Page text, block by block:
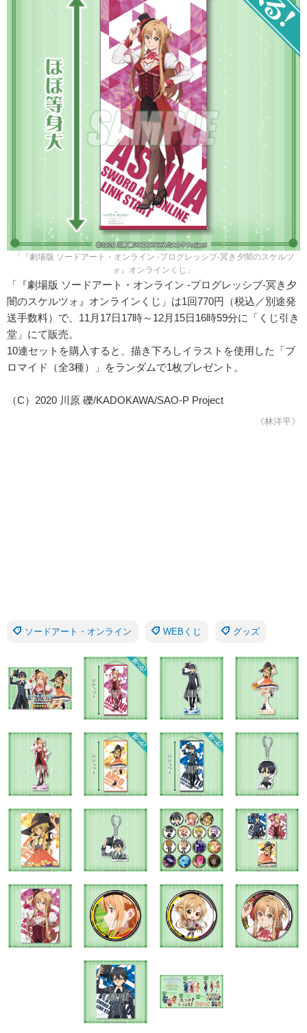
「『劇場版 ソードアート・オンライン -プログレッシブ‐冥き夕闇のスケルツ
ォ』オンラインくじ」
「『劇場版 ソードアート・オンライン -プログレッシブ‐冥き夕
闇のスケルツォ』オンラインくじ」は1回770円（税込／別途発
送手数料）で、11月17日17時～12月15日16時59分に「くじ引き
堂」にて販売。
10連セットを購入すると、描き下ろしイラストを使用した「ブ
ロマイド（全3種）」をランダムで1枚プレゼント。
（C）2020 川原 礫/KADOKAWA/SAO-P Project
《林洋平》
ソードアート・オンライン WEBくじ グッズ